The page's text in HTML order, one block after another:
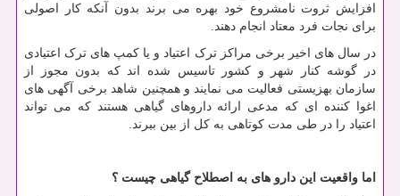
افزایش ثروت نامشروع خود بهره می برند بدون آنکه کار اصولی
برای نجات فرد معتاد انجام دهند.
در سال های اخیر برخی مراکز ترک اعتیاد و یا کمپ های ترک اعتیادی
در گوشه کنار شهر و کشور تاسیس شده اند که بدون مجوز از
سازمان بهزیستی فعالیت می نمایند و همچنین شاهد برخی آگهی های
اغوا کننده ای که مدعی ارائه داروهای گیاهی هستند که می تواند
اعتیاد را در طی مدت کوتاهی به کل از بین ببرند.
اما واقعیت این دارو های به اصطلاح گیاهی چیست ؟